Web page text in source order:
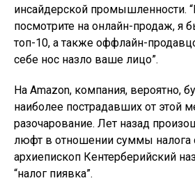
инсайдерской промышленности.
посмотрите на онлайн-продаж, я
топ-10, а также оффлайн-
себе нос назло ваше лицо”.
На Amazon, компания, вероятно,
наиболее пострадавших от этой
разочарование. Лет назад
люфт в отношении суммы налога
архиепископ Кентерберийский
“налог пиявка”.